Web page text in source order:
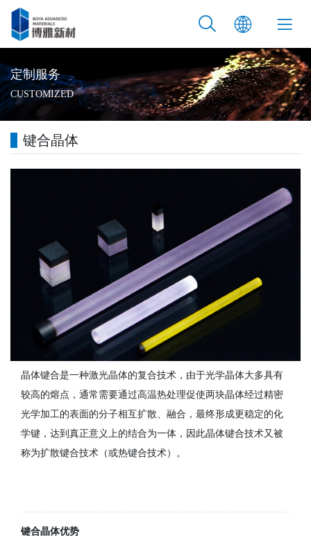
定制服务
CUSTOMIZED
键合晶体
晶体键合是一种激光晶体的复合技术，由于光学晶体大多具有
较高的熔点，通常需要通过高温热处理促使两块晶体经过精密
光学加工的表面的分子相互扩散、融合，最终形成更稳定的化
学键，达到真正意义上的结合为一体，因此晶体键合技术又被
称为扩散键合技术（或热键合技术）。
键合晶体优势